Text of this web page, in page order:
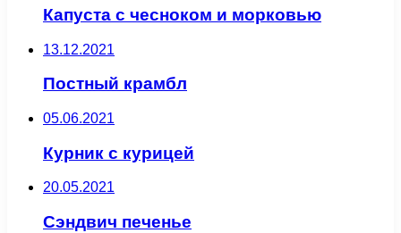
Капуста с чесноком и морковью
13.12.2021
Постный крамбл
05.06.2021
Курник с курицей
20.05.2021
Сэндвич печенье